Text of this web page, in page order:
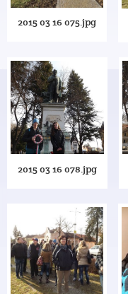
2015 03 16 075.jpg
2015 03 16 078.jpg